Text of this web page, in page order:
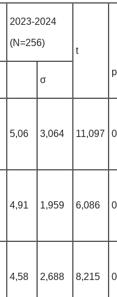
2023-2024
(N=256)
t
p
σ
5,06 3,064 11,097
4,91 1,959 6,086
4,58 2,688 8,215